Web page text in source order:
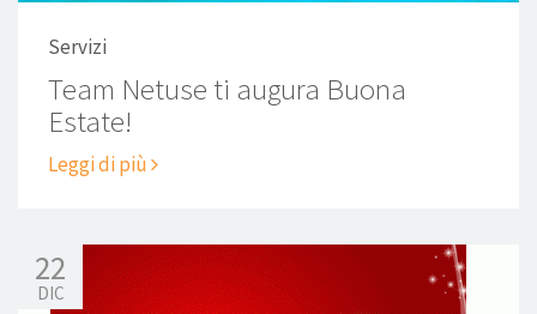
Servizi
Team Netuse ti augura Buona
Estate!
Leggi di più
22
DIC